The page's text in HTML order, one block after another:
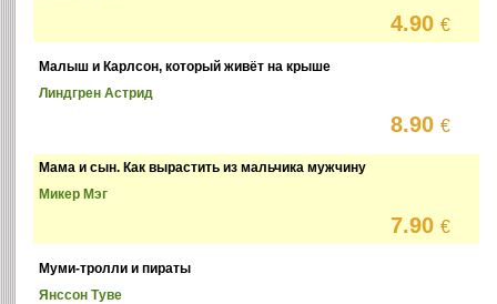
4.90€
Малыш и Карлсон, который живёт на крыше
Линдгрен Астрид
8.90€
Мама и сын. Как вырастить из мальчика мужчину
Микер Мэг
7.90€
Муми-тролли и пираты
Янссон Туве